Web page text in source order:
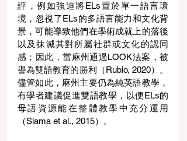
評，例如強迫將ELs置於單一語言環
境，忽視了ELs的多語言能力和文化背
景，可能導致他們在學術成就上的落後
以及抹滅其對所屬社群或文化的認同
感；因此，當麻州通過LOOK法案，被
譽為雙語教育的勝利（Rubio, 2020）。
儘管如此，麻州主要仍為純英語教學，
有學者建議促進雙語教學，以便ELs的
母語資源能在整體教學中充分運用
（Slama et al., 2015）。